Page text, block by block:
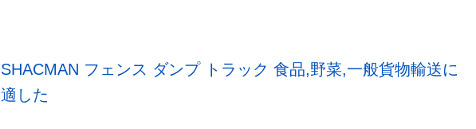
SHACMAN フェンス ダンプ トラック 食品,野菜,一般貨物輸送に
適した